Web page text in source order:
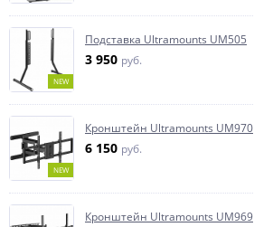
NEW
Подставка Ultramounts UM505
3 950 руб.
NEW
Кронштейн Ultramounts UM970
6 150 руб.
Кронштейн Ultramounts UM969